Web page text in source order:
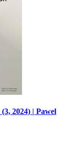
2024) | Pawel